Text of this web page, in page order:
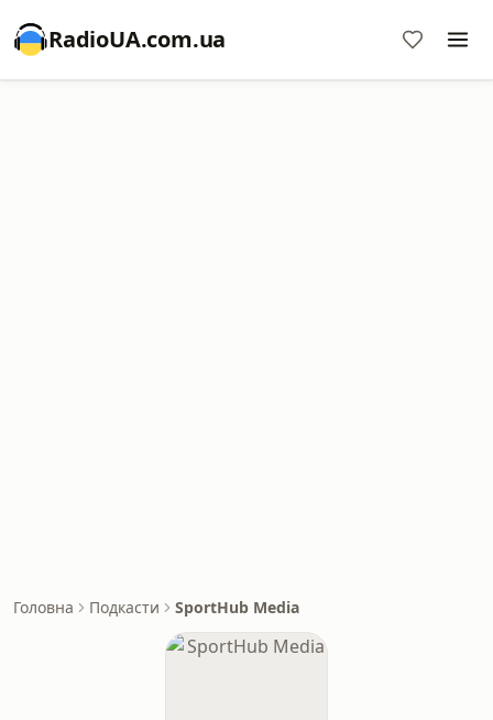
RadioUA.com.ua
Головна Подкасти SportHub Media